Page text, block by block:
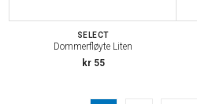
SELECT
Dommerfløyte Liten
kr 55